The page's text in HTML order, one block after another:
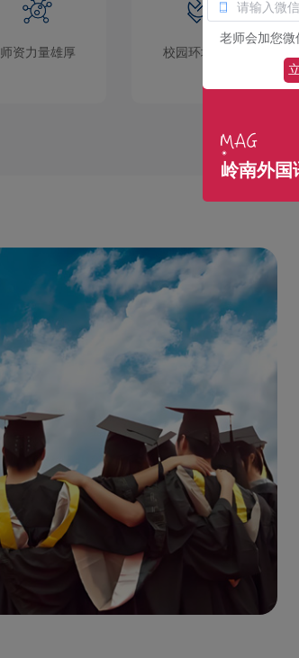
师资力量雄厚 校园环境优美
老师会加您
岭南外国